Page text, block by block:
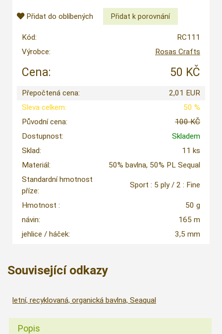
Přidat do oblíbených
Kód:
RC111
Výrobce:
Rosas Crafts
Cena: 50 KČ
Přepočtená cena:
2,01 EUR
Sleva celkem:
50 %
Původní cena:
100 KČ
Dostupnost:
Skladem
Sklad:
11 ks
Materiál:
50% bavlna, 50% PL Sequal
Standardní hmotnost
příze:
Sport : 5 ply / 2 : Fine
Hmotnost :
50 g
návin:
165 m
jehlice / háček:
3,5 mm
Související odkazy
letní, recyklovaná, organická bavlna, Seaqual
Popis